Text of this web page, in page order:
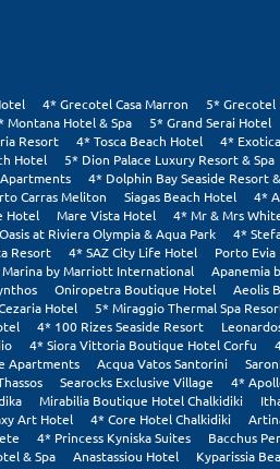
4* Grecotel Casa Marron 5* Grecotel
Montana Hotel & Spa 5* Grand Serai Hotel
Resort 4* Tosca Beach Hotel 4*
Hotel 5* Dion Palace Luxury Resort & Spa
4* Dolphin Bay Seaside Resort
Carras Meliton Siagas Beach Hotel 4*
Hotel Mare Vista Hotel 4* Mr & Mrs
at Riviera Olympia & Aqua Park 4*
Resort 4* SAZ City Life Hotel Porto
Marina by Marriott International Apanemia
Oniropetra Boutique Hotel Aeolis
Hotel 5* Miraggio Thermal Spa
4* 100 Rizes Seaside Resort
4* Siora Vittoria Boutique Hotel Corfu
Apartments Acqua Vatos Santorini
Searocks Exclusive Village 4*
Mirabilia Boutique Hotel Chalkidiki
Art Hotel 4* Core Hotel Chalkidiki
4* Princess Kyniska Suites Bacchus
& Spa Anastassiou Hotel Kyparissia